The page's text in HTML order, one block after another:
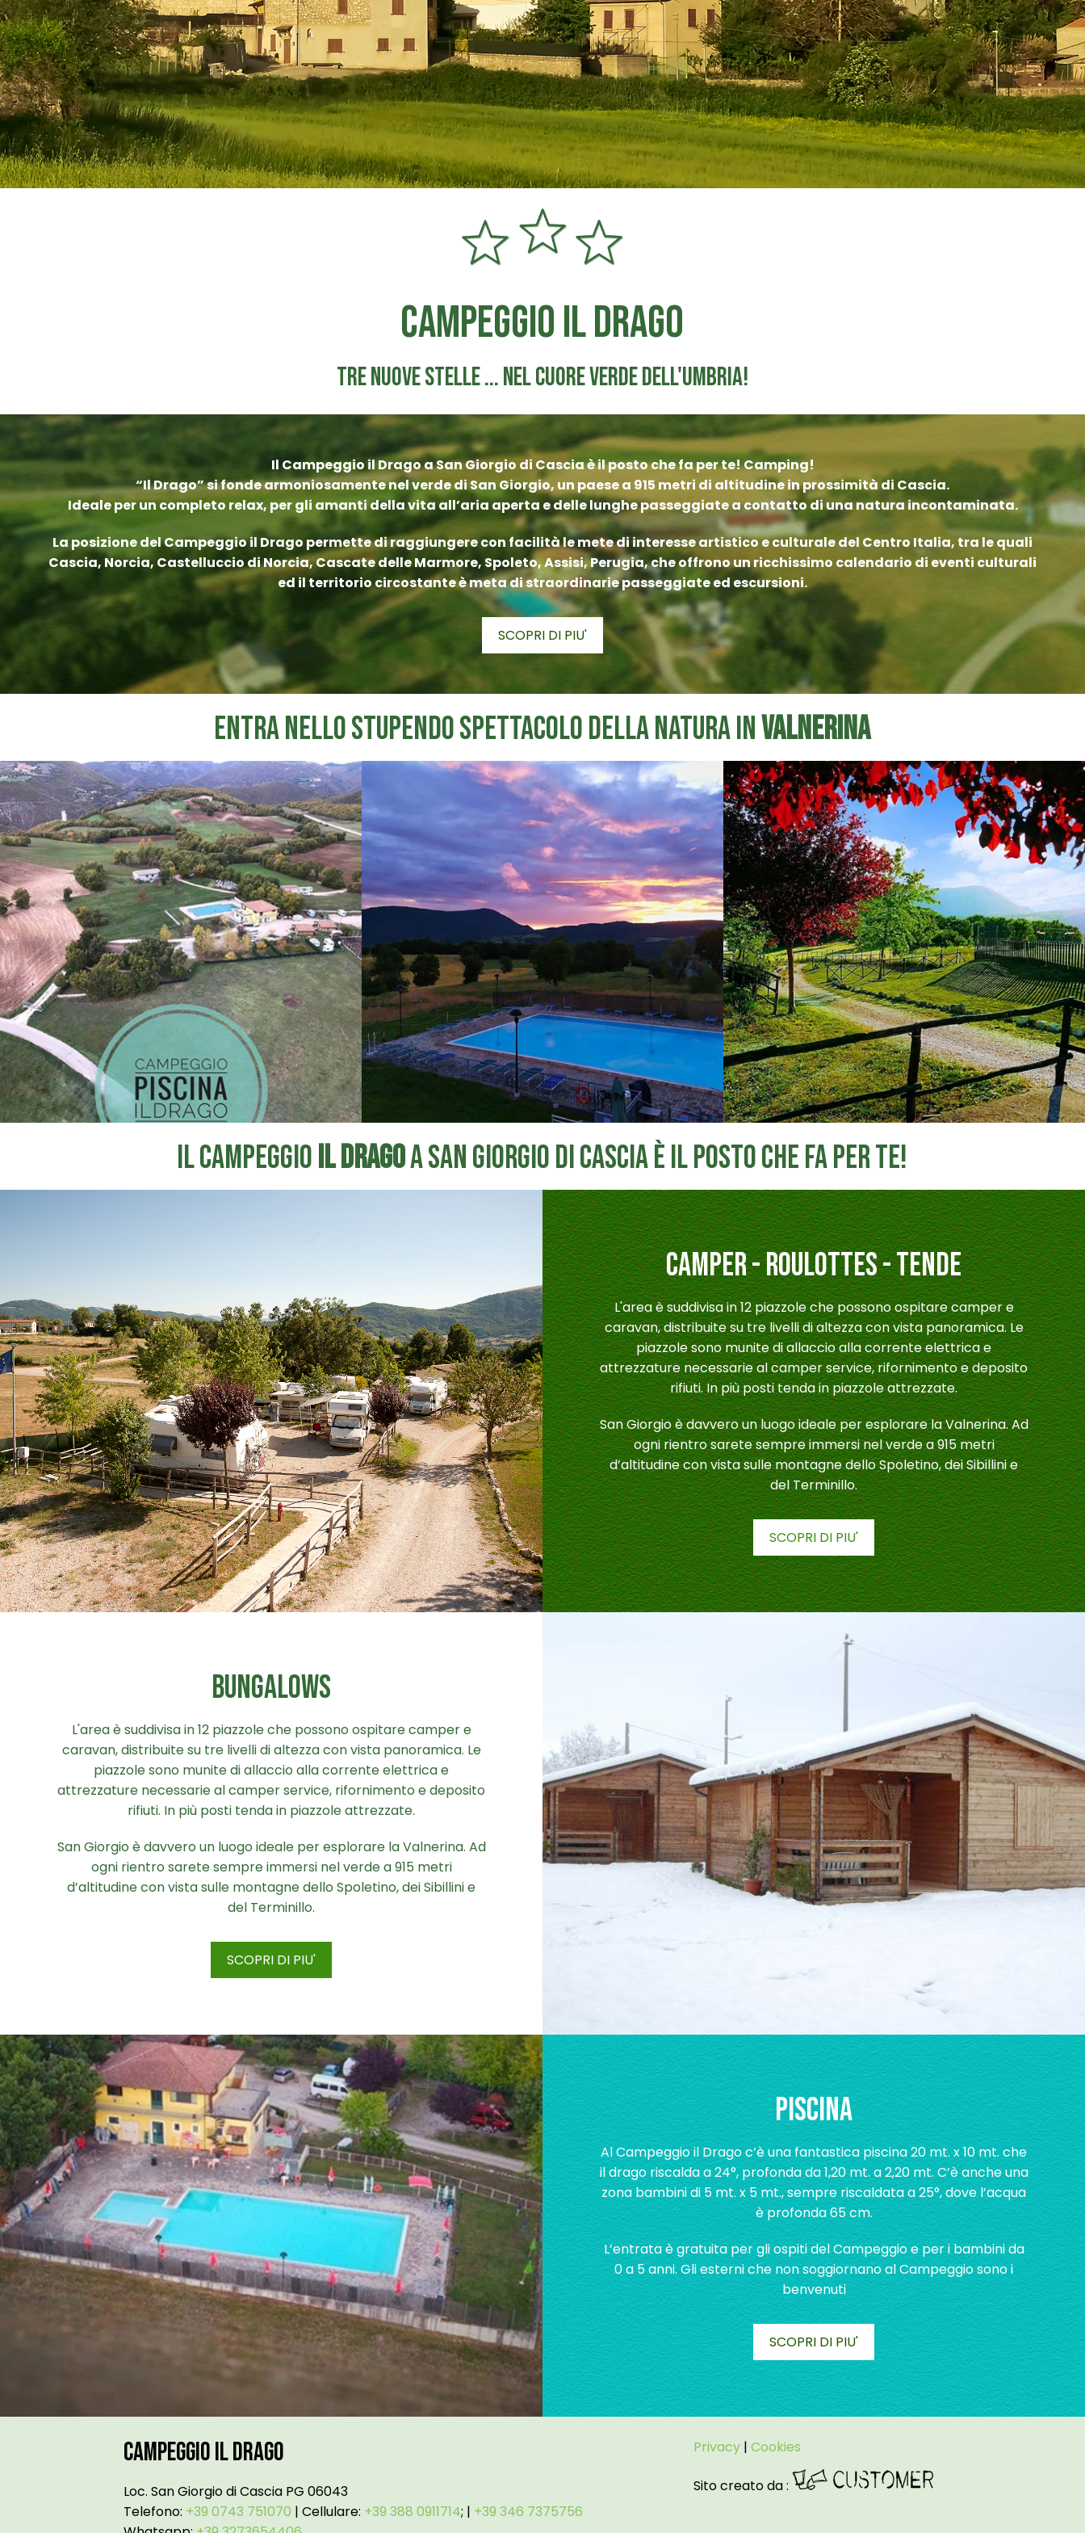
CAMPEGGIO IL DRAGO
Tre nuove stelle ... nel cuore verde dell'Umbria!
Il Campeggio il Drago a San Giorgio di Cascia è il posto che fa per te! Camping!
“Il Drago” si fonde armoniosamente nel verde di San Giorgio, un paese a 915 metri di altitudine in prossimità di Cascia.
Ideale per un completo relax, per gli amanti della vita all’aria aperta e delle lunghe passeggiate a contatto di una natura incontaminata.
La posizione del Campeggio il Drago permette di raggiungere con facilità le mete di interesse artistico e culturale del Centro Italia, tra le quali
Cascia, Norcia, Castelluccio di Norcia, Cascate delle Marmore, Spoleto, Assisi, Perugia, che offrono un ricchissimo calendario di eventi culturali
ed il territorio circostante è meta di straordinarie passeggiate ed escursioni.
SCOPRI DI PIU'
Entra nello stupendo spettacolo della natura inValnerina
Il Campeggioil Dragoa San Giorgio di Cascia è il posto che fa per te!
CAMPER - ROULOTTES - TENDE
L'area è suddivisa in 12 piazzole che possono ospitare camper e
caravan, distribuite su tre livelli di altezza con vista panoramica. Le
piazzole sono munite di allaccio alla corrente elettrica e
attrezzature necessarie al camper service, rifornimento e deposito
rifiuti. In più posti tenda in piazzole attrezzate.
San Giorgio è davvero un luogo ideale per esplorare la Valnerina. Ad
ogni rientro sarete sempre immersi nel verde a 915 metri
d’altitudine con vista sulle montagne dello Spoletino, dei Sibillini e
del Terminillo.
SCOPRI DI PIU'
BUNGALOWS
L'area è suddivisa in 12 piazzole che possono ospitare camper e
caravan, distribuite su tre livelli di altezza con vista panoramica. Le
piazzole sono munite di allaccio alla corrente elettrica e
attrezzature necessarie al camper service, rifornimento e deposito
rifiuti. In più posti tenda in piazzole attrezzate.
San Giorgio è davvero un luogo ideale per esplorare la Valnerina. Ad
ogni rientro sarete sempre immersi nel verde a 915 metri
d’altitudine con vista sulle montagne dello Spoletino, dei Sibillini e
del Terminillo.
SCOPRI DI PIU'
PISCINA
Al Campeggio il Drago c’è una fantastica piscina 20 mt. x 10 mt. che
il drago riscalda a 24°, profonda da 1,20 mt. a 2,20 mt. C’è anche una
zona bambini di 5 mt. x 5 mt., sempre riscaldata a 25°, dove l’acqua
è profonda 65 cm.
L’entrata è gratuita per gli ospiti del Campeggio e per i bambini da
0 a 5 anni. Gli esterni che non soggiornano al Campeggio sono i
benvenuti
SCOPRI DI PIU'
Campeggio Il Drago
Loc. San Giorgio di Cascia PG 06043
Telefono: +39 0743 751070 | Cellulare: +39 388 0911714; | +39 346 7375756
Privacy |Cookies
Sito creato da :